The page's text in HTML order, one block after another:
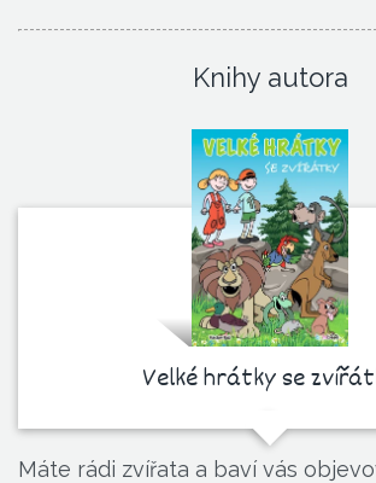
Knihy autora
Velké hrátky se
Máte rádi zvířata a baví vás